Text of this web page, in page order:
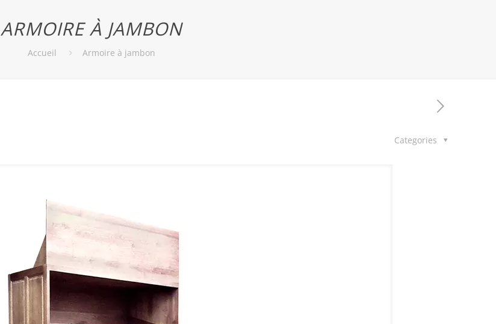
ARMOIRE À JAMBON
Accueil Armoire à jambon
Categories